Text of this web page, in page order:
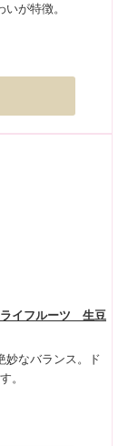
が特徴。
ライフルーツ 生豆
なバランス。ド
。